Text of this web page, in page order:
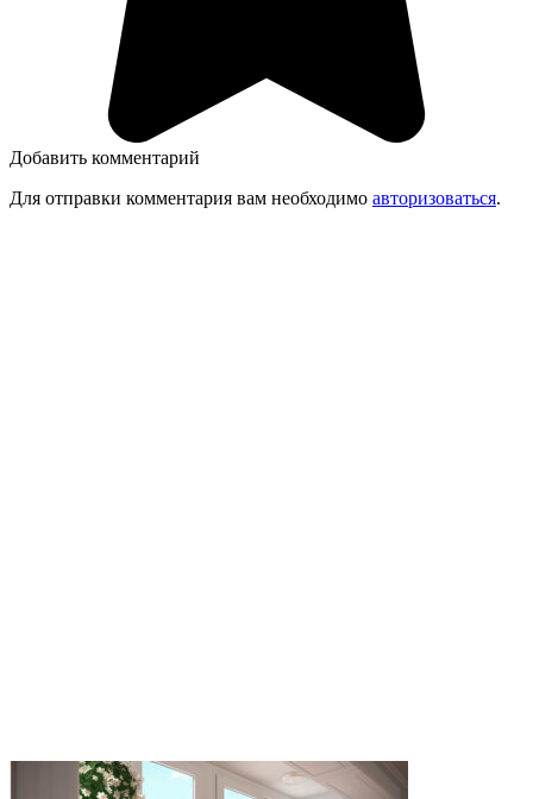
Добавить комментарий
Для отправки комментария вам необходимо авторизоваться.